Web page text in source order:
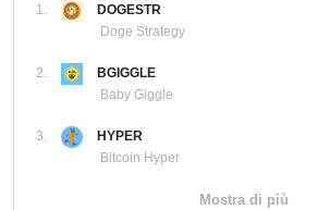
1.
DOGESTR
Doge Strategy
2.
BGIGGLE
Baby Giggle
3.
HYPER
Bitcoin Hyper
Mostra di più